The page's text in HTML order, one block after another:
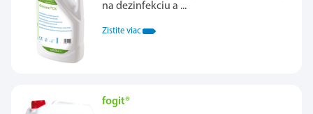
na dezinfekciu a ...
Zistite viac
fogit®